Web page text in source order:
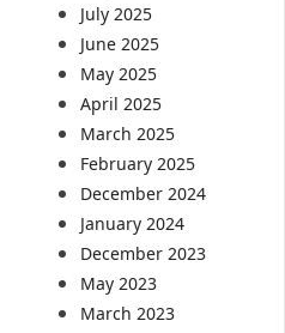
July 2025
June 2025
May 2025
April 2025
March 2025
February 2025
December 2024
January 2024
December 2023
May 2023
March 2023